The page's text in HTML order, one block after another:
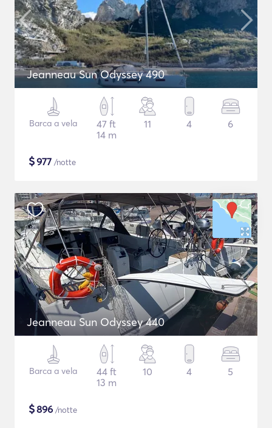
Jeanneau Sun Odyssey 490
Barca a vela
47 ft
14 m
11 4 6
$977 /notte
Jeanneau Sun Odyssey 440
Barca a vela
44 ft
13 m
10 4 5
$896 /notte